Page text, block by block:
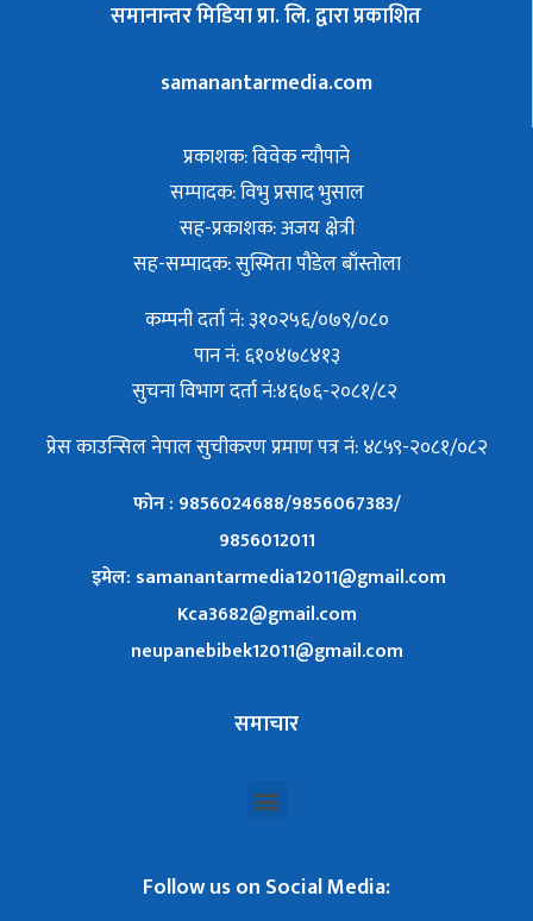
समानान्तर मिडिया प्रा. लि. द्वारा प्रकाशित
samanantarmedia.com
प्रकाशक: विवेक न्याैपाने
सम्पादक: विभु प्रसाद भुसाल
सह-प्रकाशक: अजय क्षेत्री
सह-सम्पादक: सुस्मिता पौडेल बाँस्तोला
कम्पनी दर्ता नं: ३१०२५६/०७९/०८०
पान नं: ६१०४७८४१३
सुचना विभाग दर्ता नं:४६७६-२०८१/८२
प्रेस काउन्सिल नेपाल सुचीकरण प्रमाण पत्र नं: ४८५९-२०८१/०८२
फोन : 9856024688/9856067383/
9856012011
इमेल: samanantarmedia12011@gmail.com
Kca3682@gmail.com
neupanebibek12011@gmail.com
समाचार
Follow us on Social Media: